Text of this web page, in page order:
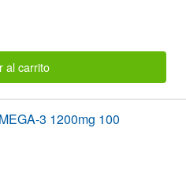
al carrito
3 1200mg 100